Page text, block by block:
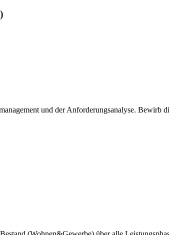
und der Anforderungsanalyse. Bewirb